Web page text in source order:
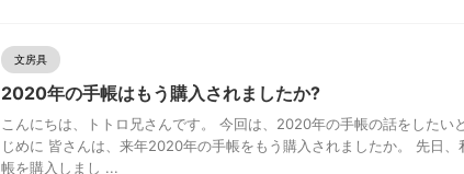
文房具
2020年の手帳はもう購入されましたか?
こんにちは、トトロ兄さんです。 今回は、2020年の手帳の話をした
じめに 皆さんは、来年2020年の手帳をもう購入されましたか。 先日
帳を購入しまし ...